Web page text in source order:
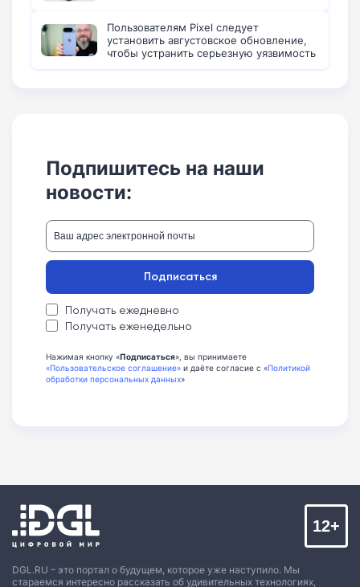
Пользователям Pixel следует
установить августовское обновление,
чтобы устранить серьезную уязвимость
Подпишитесь на наши
новости:
Получать ежедневно
Получать еженедельно
Подписаться
Нажимая кнопку «Подписаться», вы принимаете
«Пользовательское соглашение» и даёте согласие с «Политикой
обработки персональных данных»
DGL.RU – это портал о будущем, которое уже наступило. Мы
стараемся интересно рассказать об удивительных технологиях,
12+